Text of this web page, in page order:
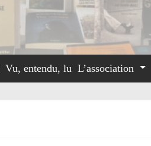
Vu, entendu, lu L’association